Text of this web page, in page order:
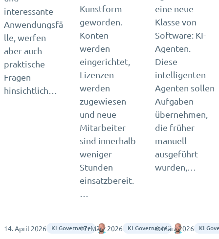
interessante
Anwendungsfä
lle, werfen
aber auch
praktische
Fragen
hinsichtlich…
Kunstform
geworden.
Konten
werden
eingerichtet,
Lizenzen
werden
zugewiesen
und neue
Mitarbeiter
sind innerhalb
weniger
Stunden
einsatzbereit.
eine neue
Klasse von
Software: KI-
Agenten.
Diese
intelligenten
Agenten sollen
Aufgaben
übernehmen,
die früher
manuell
ausgeführt
wurden,…
14. April 2026 KI Governance Matthias Seidel
17. März 2026 KI Governance Matthias
6. März 2026 KI